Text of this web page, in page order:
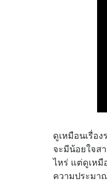
ดูเหมือนเรื่อ
จะมีน้อยใจส
ไหร่ แต่ดูเหมื
ความประมา